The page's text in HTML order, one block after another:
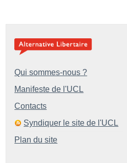
Qui sommes-nous ?
Manifeste de l'UCL
Contacts
Syndiquer le site de l'UCL
Plan du site